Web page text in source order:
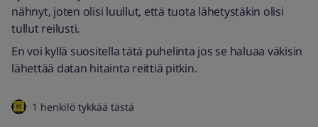
nähnyt, joten olisi luullut, että tuota lähetystäkin olisi
tullut reilusti.
En voi kyllä suositella tätä puhelinta jos se haluaa väkisin
lähettää datan hitainta reittiä pitkin.
1 henkilö tykkää tästä